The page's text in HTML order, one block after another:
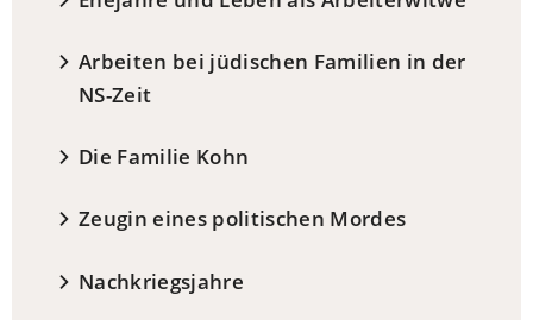
Arbeiten bei jüdischen Familien in der
NS-Zeit
Die Familie Kohn
Zeugin eines politischen Mordes
Nachkriegsjahre